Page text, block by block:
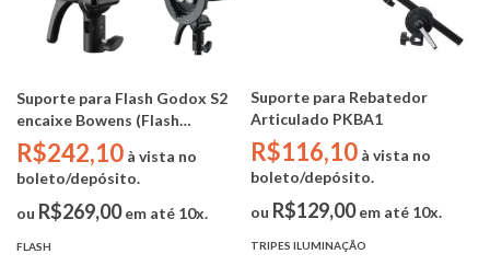
Suporte para Flash Godox S2
encaixe Bowens (Flash
Speedlite Cabeça Redonda /
Retangular)
R$242,10 à vista no
boleto/depósito.
ou R$269,00em até 10x.
FLASH
Suporte para Rebatedor
Articulado PKBA1
R$116,10 à vista no
boleto/depósito.
ou R$129,00em até 10x.
TRIPES ILUMINAÇÃO